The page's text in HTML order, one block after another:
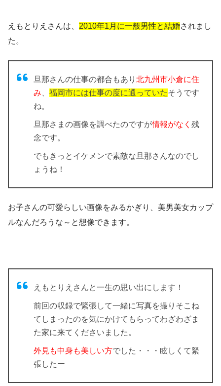
えもとりえさんは、 2010年1月に一般男性と結婚されまし
た。
旦那さんの仕事の都合もあり 北九州市小倉に住
み
福岡市には仕事の度に通っていたそうです
ね。
旦那さまの画像を調べたのですが情報がなく 残
念です。
でもきっとイケメンで素敵な旦那さんなのでし
ょうね！
お子さんの可愛らしい画像をみるかぎり、 美男美女カップ
ルなんだろうな～と想像できます。
えもとりえさんと一生の思い出にします！
前回の収録で緊張して一緒に写真を撮りそこね
てしまったのを気にかけてもらってわざわざま
た家に来てくださいました。
外見も中身も美しい方でした・・・眩しくて緊
張したー